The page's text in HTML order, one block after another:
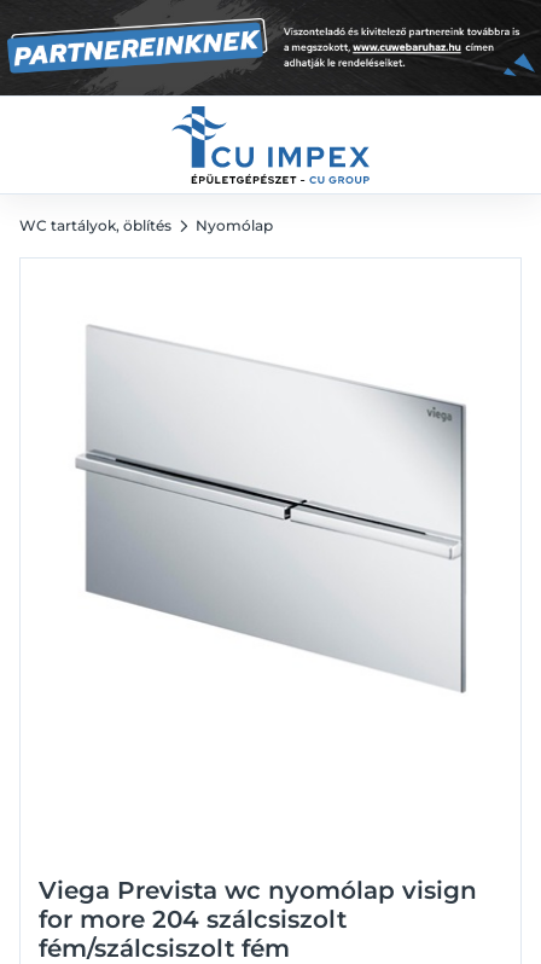
WC tartályok, öblítés Nyomólap
Viega Prevista wc nyomólap visign
for more 204 szálcsiszolt
fém/szálcsiszolt fém
141 720 Ft